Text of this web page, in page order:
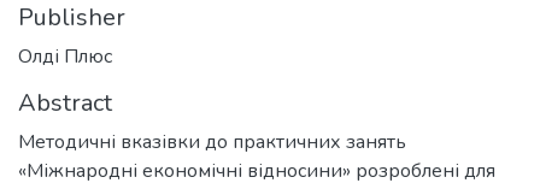
Publisher
Олді Плюс
Abstract
Методичні вказівки до практичних занять
«Міжнародні економічні відносини» розроблені для